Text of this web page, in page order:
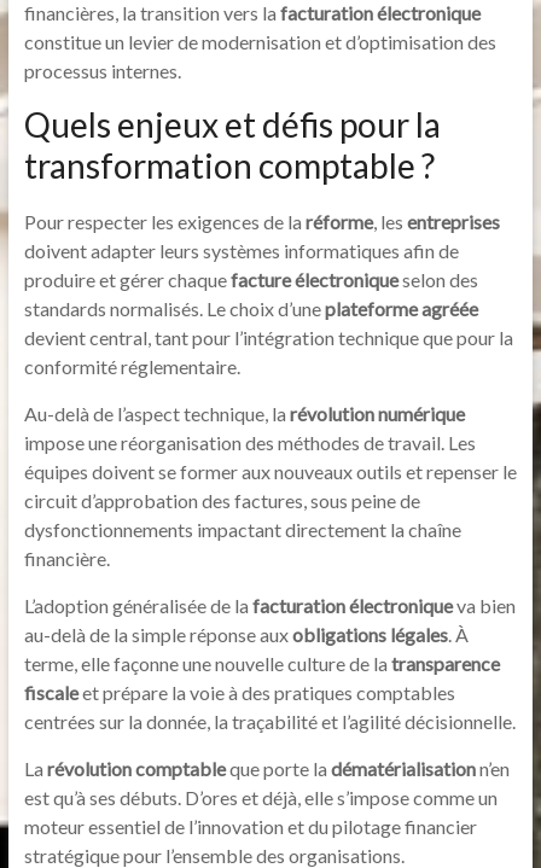
financières, la transition vers la facturation électronique
constitue un levier de modernisation et d’optimisation des
processus internes.
Quels enjeux et défis pour la
transformation comptable ?
Pour respecter les exigences de la réforme, les entreprises
doivent adapter leurs systèmes informatiques afin de
produire et gérer chaquefacture électroniqueselon des
standards normalisés. Le choix d’uneplateforme agréée
devient central, tant pour l’intégration technique que pour la
conformité réglementaire.
Au-delà de l’aspect technique, la révolution numérique
impose une réorganisation des méthodes de travail. Les
équipes doivent se former aux nouveaux outils et repenser le
circuit d’approbation des factures, sous peine de
dysfonctionnements impactant directement la chaîne
financière.
L’adoption généralisée de la facturation électroniqueva bien
au-delà de la simple réponse auxobligations légales. À
terme, elle façonne une nouvelle culture de la transparence
fiscaleet prépare la voie à des pratiques comptables
centrées sur la donnée, la traçabilité et l’agilité décisionnelle.
La révolution comptableque porte la dématérialisationn’en
est qu’à ses débuts. D’ores et déjà, elle s’impose comme un
moteur essentiel de l’innovation et du pilotage financier
stratégique pour l’ensemble des organisations.